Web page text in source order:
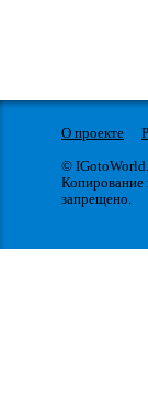
О проекте
©
Копирование
запрещено.